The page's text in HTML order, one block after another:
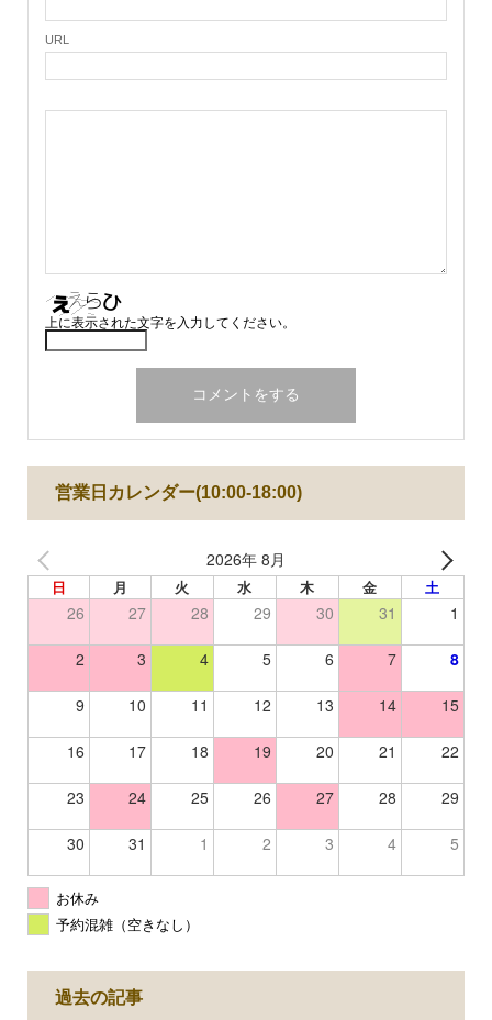
URL
上に表示された文字を入力してください。
営業日カレンダー(10:00-18:00)
2026年 8月
日 月 火 水 木 金 土
26 27 28 29 30 31 1
2 3 4 5 6 7 8
9 10 11 12 13 14 15
16 17 18 19 20 21 22
23 24 25 26 27 28 29
30 31 1 2 3 4 5
お休み
予約混雑（空きなし）
過去の記事